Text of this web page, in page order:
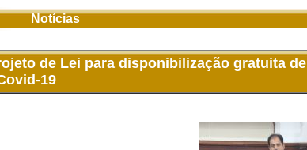
Notícias
de Lei para disponibilização gratuita de
19